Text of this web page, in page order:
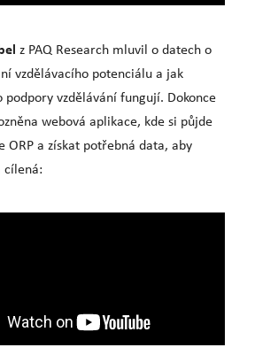
z PAQ Research mluvil o datech o
vzdělávacího potenciálu a jak
podpory vzdělávání fungují. Dokonce
webová aplikace, kde si půjde
ORP a získat potřebná data, aby
cílená: